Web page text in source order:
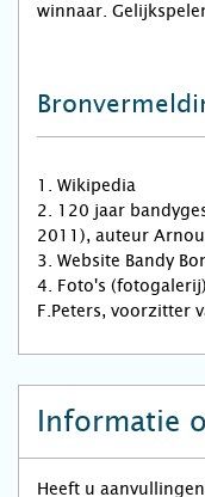
winnaar.
1. Wikipedia
2. 120 jaar
2011), auteur
3. Website Bandy
4. Foto's
F.Peters, voorzitter
Informatie
Heeft u